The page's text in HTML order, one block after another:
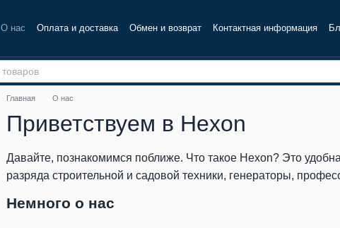
О нас Оплата и доставка Обмен и возврат Контактная информация
Главная О нас
Приветствуем в Hexon
Давайте, познакомимся поближе. Что такое Hexon? Это
разряда строительной и садовой техники, генераторы,
Немного о нас